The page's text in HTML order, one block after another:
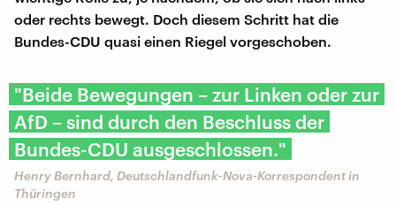
oder rechts bewegt. Doch diesem Schritt hat die
Bundes-CDU quasi einen Riegel vorgeschoben.
"Beide Bewegungen – zur Linken oder zur
AfD – sind durch den Beschluss der
Bundes-CDU ausgeschlossen."
Henry Bernhard, Deutschlandfunk-Nova-Korrespondent in
Thüringen